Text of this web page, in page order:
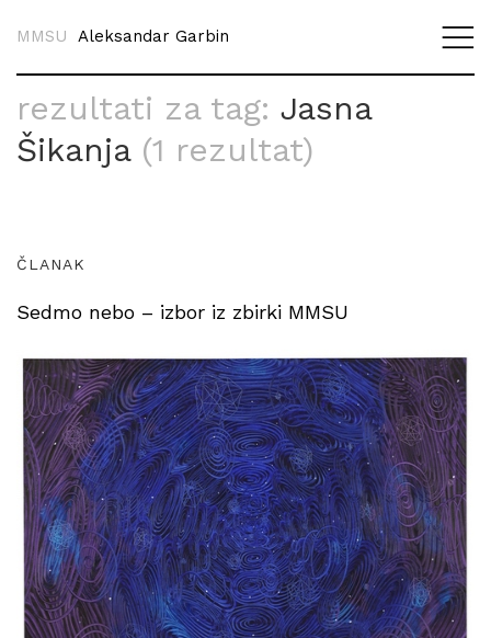
MMSU Aleksandar Garbin
rezultati za tag: Jasna
Šikanja (1 rezultat)
ČLANAK
Sedmo nebo – izbor iz zbirki MMSU